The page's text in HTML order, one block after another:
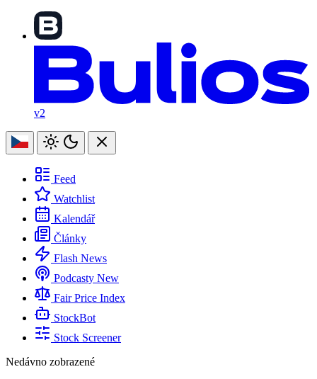
v2
Feed
Watchlist
Kalendář
Články
Flash News
Podcasty New
Fair Price Index
StockBot
Stock Screener
Nedávno zobrazené